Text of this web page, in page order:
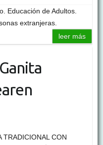
Educación de Adultos.
extranjeras.
leer más
TRADICIONAL CON